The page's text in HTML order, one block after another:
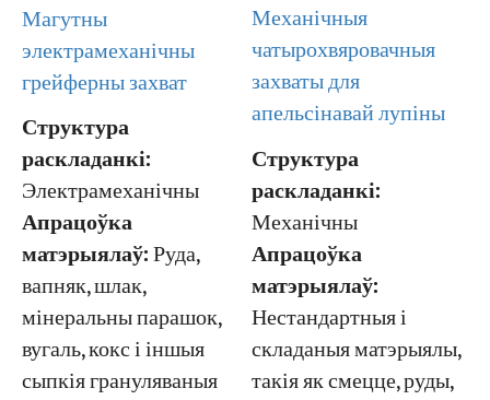
Магутны
электрамеханічны
грейферны захват
Структура
раскладанкі:
Электрамеханічны
Апрацоўка
матэрыялаў:Руда,
вапняк, шлак,
мінеральны парашок,
вугаль, кокс і іншыя
сыпкія грануляваныя
Механічныя
чатырохвяровачныя
захваты для
апельсінавай лупіны
Структура
раскладанкі:
Механічны
Апрацоўка
матэрыялаў:
Нестандартныя і
складаныя матэрыялы,
такія як смецце, руды,